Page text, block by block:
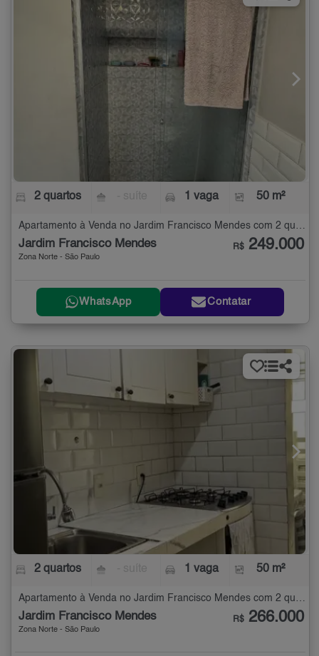
2 quartos 1 vaga 50 m²
Apartamento à Venda no Jardim Francisco Mendes com 2 quartos - 50 m²
Jardim Francisco Mendes
Zona Norte - São Paulo
R$ 249.000
WhatsApp Contatar
2 quartos 1 vaga 50 m²
Jardim Francisco Mendes
Zona Norte - São Paulo
R$ 266.000